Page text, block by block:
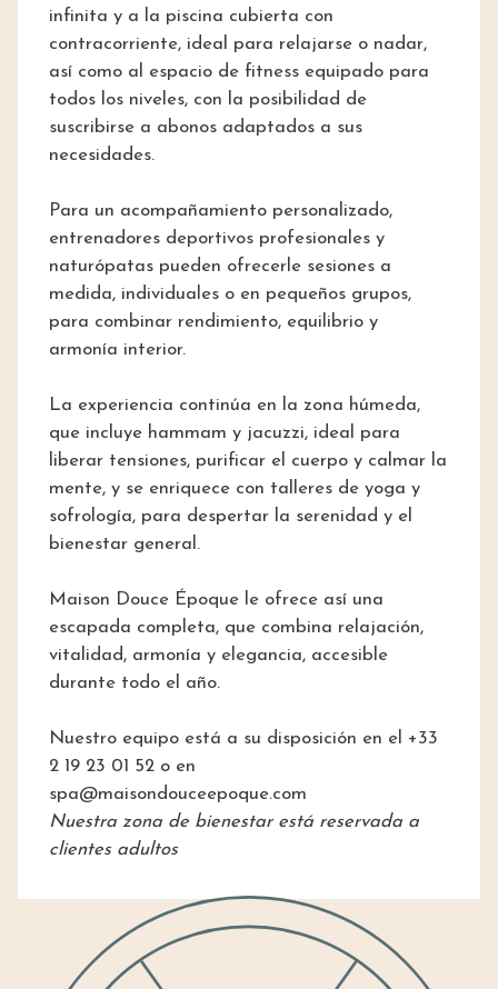
infinita y a la piscina cubierta con
contracorriente, ideal para relajarse o nadar,
así como al espacio de fitness equipado para
todos los niveles, con la posibilidad de
suscribirse a abonos adaptados a sus
necesidades.
Para un acompañamiento personalizado,
entrenadores deportivos profesionales y
naturópatas pueden ofrecerle sesiones a
medida, individuales o en pequeños grupos,
para combinar rendimiento, equilibrio y
armonía interior.
La experiencia continúa en la zona húmeda,
que incluye hammam y jacuzzi, ideal para
liberar tensiones, purificar el cuerpo y calmar la
mente, y se enriquece con talleres de yoga y
sofrología, para despertar la serenidad y el
bienestar general.
Maison Douce Époque le ofrece así una
escapada completa, que combina relajación,
vitalidad, armonía y elegancia, accesible
durante todo el año.
Nuestro equipo está a su disposición en el +33
2 19 23 01 52 o en
spa@maisondouceepoque.com
Nuestra zona de bienestar está reservada a
clientes adultos